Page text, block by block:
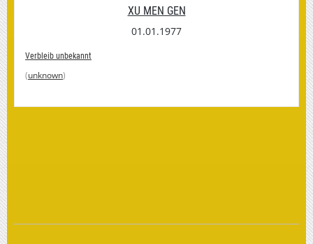
XU MEN GEN
01.01.1977
Verbleib unbekannt
(unknown)